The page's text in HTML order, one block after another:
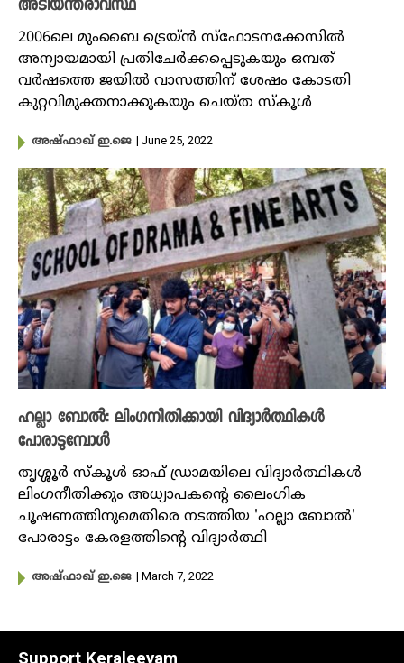
അടിയന്തരാവസ്ഥ
2006ലെ മുംബൈ ട്രെയ്ൻ സ്‌ഫോടനക്കേസിൽ
അന്യായമായി പ്രതിചേർക്കപ്പെടുകയും ഒമ്പത്
വർഷത്തെ ജയിൽ വാസത്തിന് ശേഷം കോടതി
കുറ്റവിമുക്തനാക്കുകയും ചെയ്ത സ്‌കൂൾ
അഷ്ഫാഖ് ഇ.ജെ | June 25, 2022
ഹല്ലാ ബോൽ: ലിംഗനീതിക്കായി വിദ്യാർത്ഥികൾ
പോരാടുമ്പോൾ
തൃശ്ശൂർ സ്കൂൾ ഓഫ് ഡ്രാമയിലെ വിദ്യാർത്ഥികൾ
ലിംഗനീതിക്കും അധ്യാപകന്റെ ലൈംഗിക
ചൂഷണത്തിനുമെതിരെ നടത്തിയ 'ഹല്ലാ ബോൽ'
പോരാട്ടം കേരളത്തിന്റെ വിദ്യാർത്ഥി
അഷ്ഫാഖ് ഇ.ജെ | March 7, 2022
Support Keraleeyam